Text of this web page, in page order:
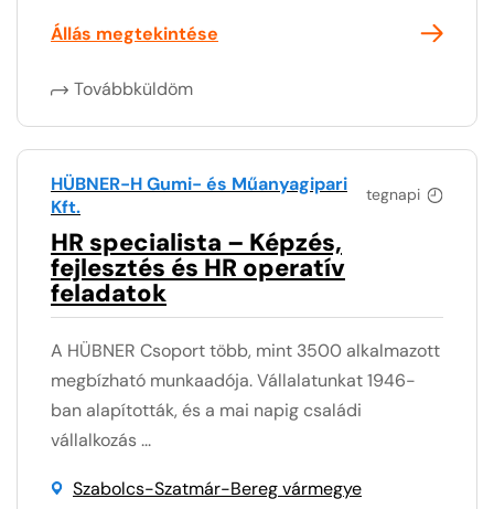
Állás megtekintése
Továbbküldöm
tegnapi
HÜBNER-H Gumi- és Műanyagipari
Kft.
HR specialista – Képzés,
fejlesztés és HR operatív
feladatok
A HÜBNER Csoport több, mint 3500 alkalmazott
megbízható munkaadója. Vállalatunkat 1946-
ban alapították, és a mai napig családi
vállalkozás ...
Szabolcs-Szatmár-Bereg vármegye